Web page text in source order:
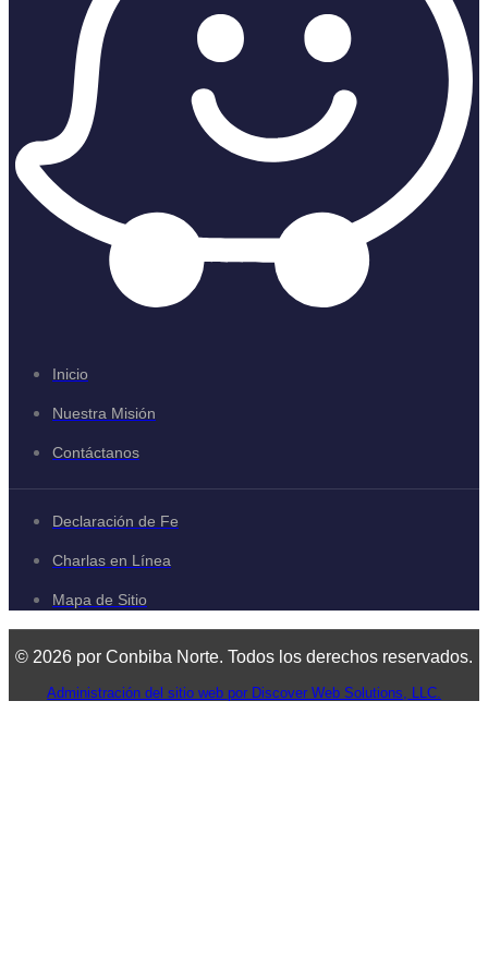
Inicio
Nuestra Misión
Contáctanos
Declaración de Fe
Charlas en Línea
Mapa de Sitio
© 2026 por Conbiba Norte. Todos los derechos reservados.
Administración del sitio web por Discover Web Solutions, LLC.